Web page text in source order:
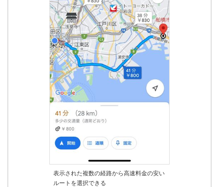
表示された複数の経路から高速料金の安い
ルートを選択できる